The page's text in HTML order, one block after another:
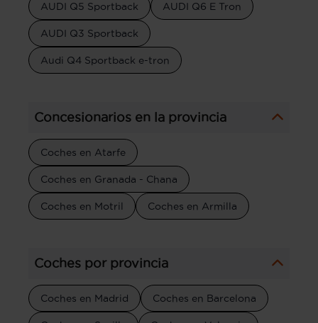
AUDI Q5 Sportback AUDI Q6 E Tron
AUDI Q3 Sportback
Audi Q4 Sportback e-tron
Concesionarios en la provincia
Coches en Atarfe
Coches en Granada - Chana
Coches en Motril Coches en Armilla
Coches por provincia
Coches en Madrid Coches en Barcelona